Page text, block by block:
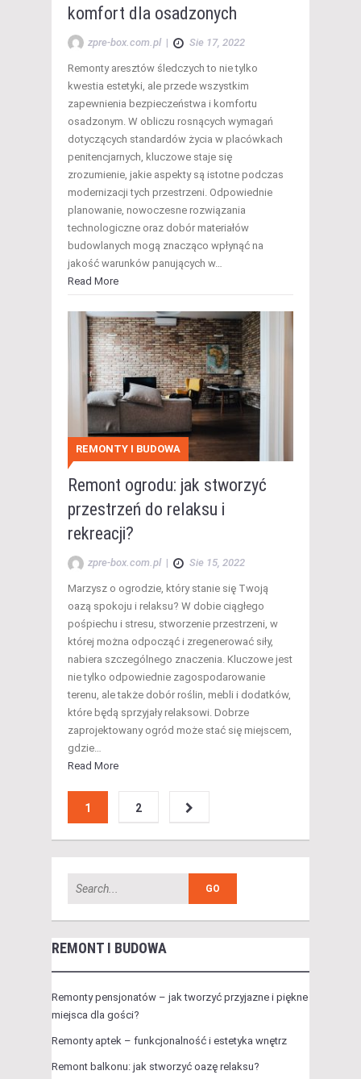
komfort dla osadzonych
zpre-box.com.pl | Sie 17, 2022
Remonty aresztów śledczych to nie tylko
kwestia estetyki, ale przede wszystkim
zapewnienia bezpieczeństwa i komfortu
osadzonym. W obliczu rosnących wymagań
dotyczących standardów życia w placówkach
penitencjarnych, kluczowe staje się
zrozumienie, jakie aspekty są istotne podczas
modernizacji tych przestrzeni. Odpowiednie
planowanie, nowoczesne rozwiązania
technologiczne oraz dobór materiałów
budowlanych mogą znacząco wpłynąć na
jakość warunków panujących w…
Read More
REMONTY I BUDOWA
Remont ogrodu: jak stworzyć
przestrzeń do relaksu i
rekreacji?
zpre-box.com.pl | Sie 15, 2022
Marzysz o ogrodzie, który stanie się Twoją
oazą spokoju i relaksu? W dobie ciągłego
pośpiechu i stresu, stworzenie przestrzeni, w
której można odpocząć i zregenerować siły,
nabiera szczególnego znaczenia. Kluczowe jest
nie tylko odpowiednie zagospodarowanie
terenu, ale także dobór roślin, mebli i dodatków,
które będą sprzyjały relaksowi. Dobrze
zaprojektowany ogród może stać się miejscem,
gdzie…
Read More
1 2
REMONT I BUDOWA
Remonty pensjonatów – jak tworzyć przyjazne i piękne
miejsca dla gości?
Remonty aptek – funkcjonalność i estetyka wnętrz
Remont balkonu: jak stworzyć oazę relaksu?